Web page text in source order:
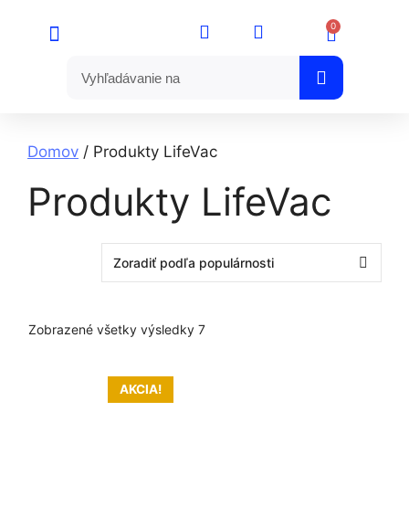
0
Domov / Produkty LifeVac
Produkty LifeVac
Zobrazené všetky výsledky 7
AKCIA!